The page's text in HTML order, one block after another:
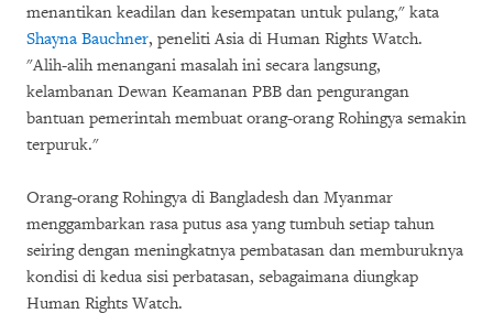
menantikan keadilan dan kesempatan untuk pulang," kata
Shayna Bauchner, peneliti Asia di Human Rights Watch.
"Alih-alih menangani masalah ini secara langsung,
kelambanan Dewan Keamanan PBB dan pengurangan
bantuan pemerintah membuat orang-orang Rohingya semakin
terpuruk."
Orang-orang Rohingya di Bangladesh dan Myanmar
menggambarkan rasa putus asa yang tumbuh setiap tahun
seiring dengan meningkatnya pembatasan dan memburuknya
kondisi di kedua sisi perbatasan, sebagaimana diungkap
Human Rights Watch.